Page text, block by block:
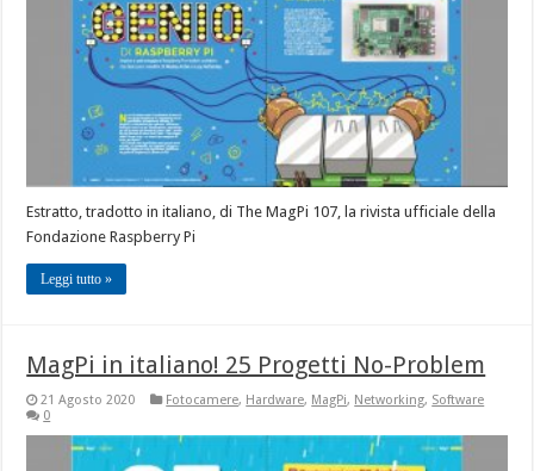
Estratto, tradotto in italiano, di The MagPi 107, la rivista ufficiale della
Fondazione Raspberry Pi
Leggi tutto »
MagPi in italiano! 25 Progetti No-Problem
21 Agosto 2020 Fotocamere, Hardware, MagPi, Networking, Software
0